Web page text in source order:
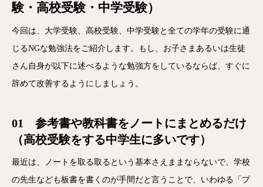
験・高校受験・中学受験）
今回は、大学受験、高校受験、中学受験と全ての学年の受験に通
じるNGな勉強法をご紹介します。もし、お子さまあるいは生徒
さん自身が以下に述べるような勉強方をしているならば、すぐに
辞めて改善するようにしましょう。
01 参考書や教科書をノートにまとめるだけ
（高校受験をする中学生に多いです）
最近は、ノートを取る取るという基本さえままならないで、学校
の先生なども板書を書くのが手間だと言うことで、いわゆる「プ